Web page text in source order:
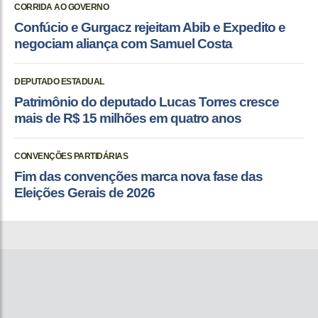
CORRIDA AO GOVERNO
Confúcio e Gurgacz rejeitam Abib e Expedito e
negociam aliança com Samuel Costa
DEPUTADO ESTADUAL
Patrimônio do deputado Lucas Torres cresce
mais de R$ 15 milhões em quatro anos
CONVENÇÕES PARTIDÁRIAS
Fim das convenções marca nova fase das
Eleições Gerais de 2026